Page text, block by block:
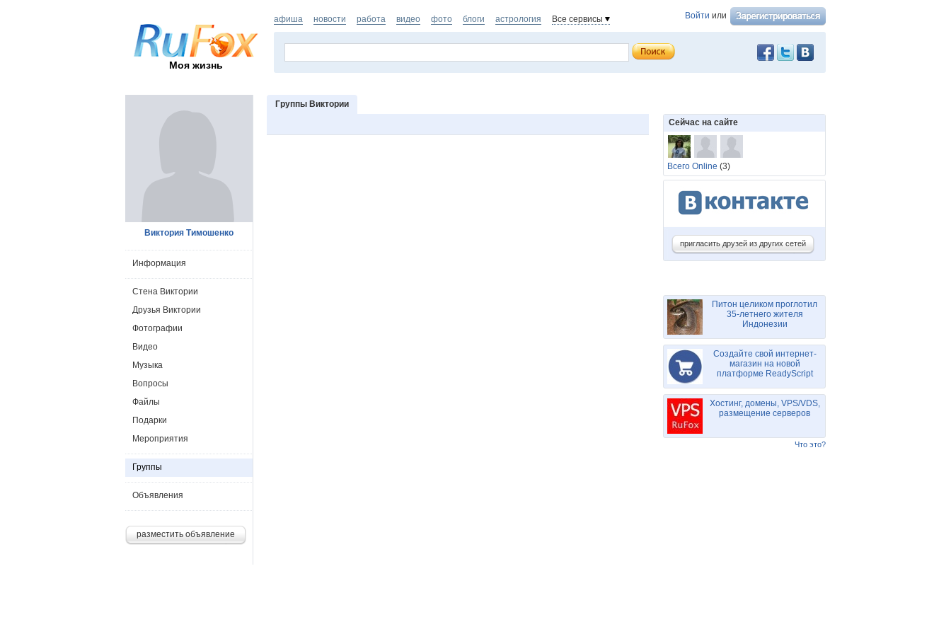
Моя жизнь
Войти или
афиша новости работа видео фото блоги астрология Все сервисы
Группы Виктории
Виктория Тимошенко
Информация
Стена Виктории
Друзья Виктории
Фотографии
Видео
Музыка
Вопросы
Файлы
Подарки
Мероприятия
Группы
Объявления
разместить объявление
Сейчас на сайте
Всего Online (3)
пригласить друзей из других сетей
Питон целиком проглотил
35-летнего жителя
Индонезии
Создайте свой интернет-
магазин на новой
платформе ReadyScript
Хостинг, домены, VPS/VDS,
размещение серверов
Что это?